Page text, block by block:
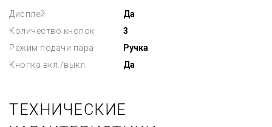
Дисплей
Да
Количество кнопок
3
Режим подачи пара
Ручка
Кнопка вкл./выкл.
Да
ТЕХНИЧЕСКИЕ